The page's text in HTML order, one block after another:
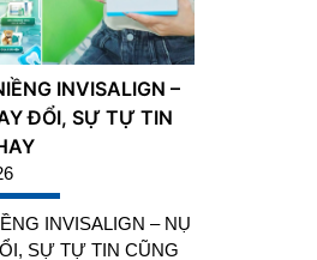
INVISALIGN –
ĐỔI, SỰ TỰ TIN
INVISALIGN – NỤ
SỰ TỰ TIN CŨNG